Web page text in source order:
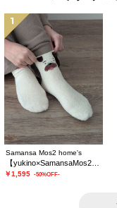
1
Samansa Mos2 home's
￥1,595 -50%OFF-